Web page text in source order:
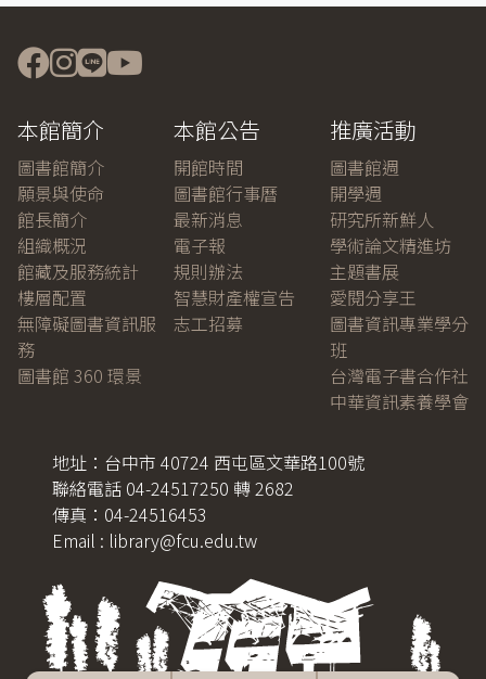
本館簡介
圖書館簡介
願景與使命
館長簡介
組織概況
館藏及服務統計
樓層配置
無障礙圖書資訊服
務
圖書館 360 環景
本館公告
開館時間
圖書館行事曆
最新消息
電子報
規則辦法
智慧財產權宣告
志工招募
推廣活動
圖書館週
開學週
研究所新鮮人
學術論文精進坊
主題書展
愛閱分享王
圖書資訊專業學分
班
台灣電子書合作社
中華資訊素養學會
地址：台中市 40724 西屯區文華路100號
聯絡電話 04-24517250 轉 2682
傳真：04-24516453
Email : library@fcu.edu.tw